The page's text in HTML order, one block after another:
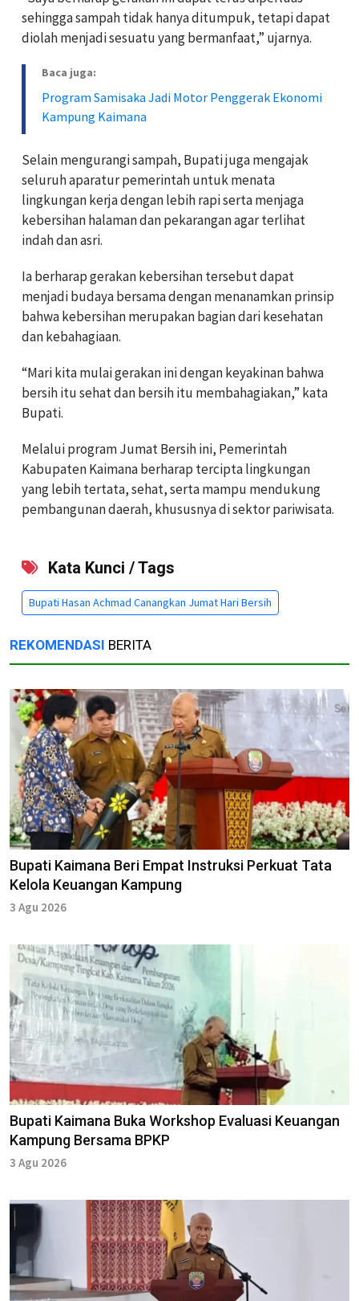
sehingga sampah tidak hanya ditumpuk, tetapi dapat
diolah menjadi sesuatu yang bermanfaat,” ujarnya.
Baca juga:
Program Samisaka Jadi Motor Penggerak Ekonomi
Kampung Kaimana
Selain mengurangi sampah, Bupati juga mengajak
seluruh aparatur pemerintah untuk menata
lingkungan kerja dengan lebih rapi serta menjaga
kebersihan halaman dan pekarangan agar terlihat
indah dan asri.
Ia berharap gerakan kebersihan tersebut dapat
menjadi budaya bersama dengan menanamkan prinsip
bahwa kebersihan merupakan bagian dari kesehatan
dan kebahagiaan.
“Mari kita mulai gerakan ini dengan keyakinan bahwa
bersih itu sehat dan bersih itu membahagiakan,” kata
Bupati.
Melalui program Jumat Bersih ini, Pemerintah
Kabupaten Kaimana berharap tercipta lingkungan
yang lebih tertata, sehat, serta mampu mendukung
pembangunan daerah, khususnya di sektor pariwisata.
Kata Kunci / Tags
Bupati Hasan Achmad Canangkan Jumat Hari Bersih
REKOMENDASI BERITA
Bupati Kaimana Beri Empat Instruksi Perkuat Tata
Kelola Keuangan Kampung
3 Agu 2026
Bupati Kaimana Buka Workshop Evaluasi Keuangan
Kampung Bersama BPKP
3 Agu 2026